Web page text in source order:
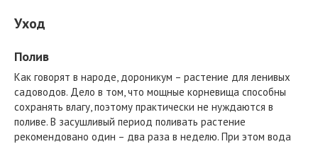
Уход
Полив
Как говорят в народе, дороникум – растение для ленивых
садоводов. Дело в том, что мощные корневища способны
сохранять влагу, поэтому практически не нуждаются в
поливе. В засушливый период поливать растение
рекомендовано один – два раза в неделю. При этом вода